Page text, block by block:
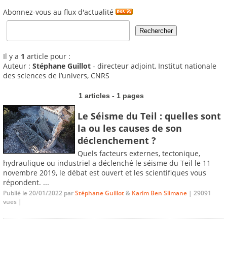
Abonnez-vous au flux d'actualité
Il y a 1 article pour :
Auteur : Stéphane Guillot - directeur adjoint, Institut nationale
des sciences de l’univers, CNRS
1 articles - 1 pages
Le Séisme du Teil : quelles sont
la ou les causes de son
déclenchement ?
Quels facteurs externes, tectonique,
hydraulique ou industriel a déclenché le séisme du Teil le 11
novembre 2019, le débat est ouvert et les scientifiques vous
répondent. ...
Publié le 20/01/2022 parStéphane Guillot& Karim Ben Slimane | 29091
vues |